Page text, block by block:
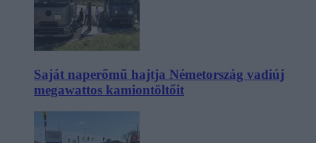
Saját naperőmű hajtja Németország vadiúj
megawattos kamiontöltőit